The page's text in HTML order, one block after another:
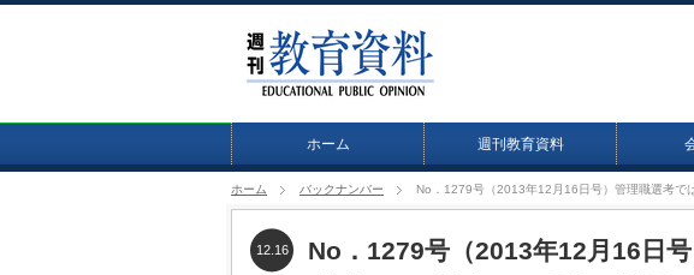
ホーム 週刊教育資料
ホーム バックナンバー No．1279号（2013年12月16日号）管理職選考で
No．1279号（2013年12月16日
12.16